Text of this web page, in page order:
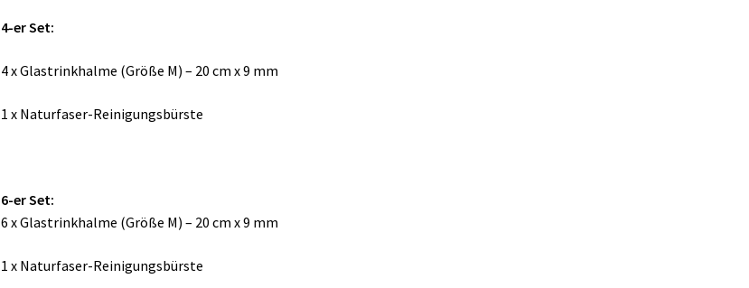
4-er Set:
4 x Glastrinkhalme (Größe M) – 20 cm x 9 mm
1 x Naturfaser-Reinigungsbürste
6-er Set:
6 x Glastrinkhalme (Größe M) – 20 cm x 9 mm
1 x Naturfaser-Reinigungsbürste